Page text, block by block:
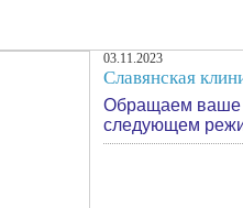
03.11.2023
Славянская
Обращаем ваше
следующем